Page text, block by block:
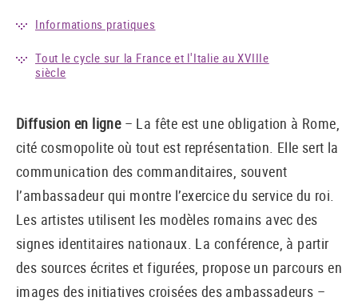
Informations pratiques
Tout le cycle sur la France et l'Italie au XVIIIe
siècle
Diffusion en ligne– La fête est une obligation à Rome,
cité cosmopolite où tout est représentation. Elle sert la
communication des commanditaires, souvent
l’ambassadeur qui montre l’exercice du service du roi.
Les artistes utilisent les modèles romains avec des
signes identitaires nationaux. La conférence, à partir
des sources écrites et figurées, propose un parcours en
images des initiatives croisées des ambassadeurs –